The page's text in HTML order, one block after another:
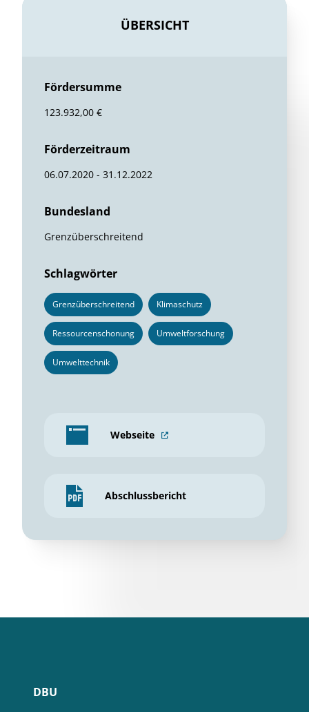
ÜBERSICHT
Fördersumme
123.932,00 €
Förderzeitraum
06.07.2020 - 31.12.2022
Bundesland
Grenzüberschreitend
Schlagwörter
Grenzüberschreitend Klimaschutz
Ressourcenschonung Umweltforschung
Umwelttechnik
Webseite
Abschlussbericht
DBU